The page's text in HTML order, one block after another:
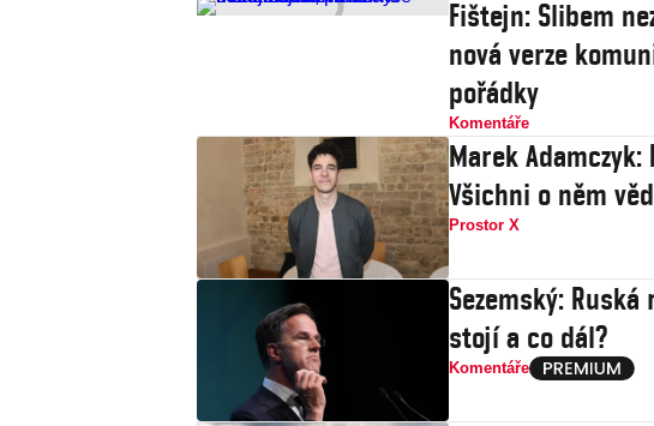
Fištejn: Slibem
nová verze
pořádky
Komentáře
Marek Adamczyk:
Všichni o něm
Prostor X
Sezemský:
stojí a co dál?
Komentáře